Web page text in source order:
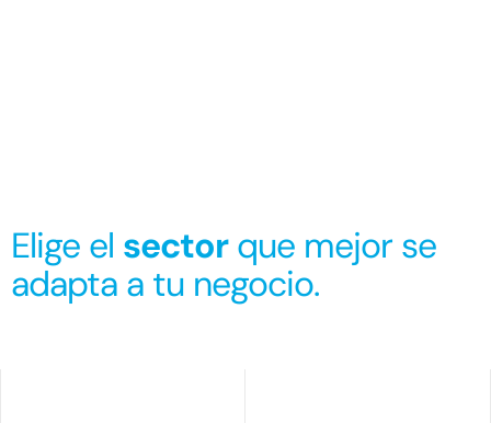
Elige el sectorque mejor se
adapta a tu negocio.